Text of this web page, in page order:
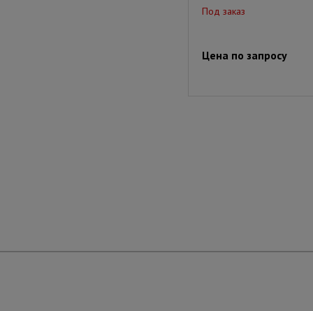
Под заказ
Цена по запросу